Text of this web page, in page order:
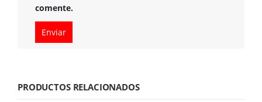
comente.
PRODUCTOS RELACIONADOS